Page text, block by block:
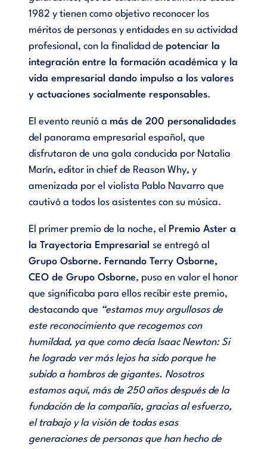
1982 y tienen como objetivo reconocer los
méritos de personas y entidades en su actividad
profesional, con la finalidad de potenciar la
integración entre la formación académica y la
vida empresarial dando impulso a los valores
y actuaciones socialmente responsables.
El evento reunió a más de 200 personalidades
del panorama empresarial español, que
disfrutaron de una gala conducida por Natalia
Marín, editor in chief de Reason Why, y
amenizada por el violista Pablo Navarro que
cautivó a todos los asistentes con su música.
El primer premio de la noche, el
Premio Aster a
la Trayectoria Empresarial se entregó al
Grupo Osborne. Fernando Terry Osborne,
CEO de Grupo Osborne, puso en valor el honor
que significaba para ellos recibir este premio,
destacando que “estamos muy orgullosos de
este reconocimiento que recogemos con
humildad, ya que como decía Isaac Newton: Si
he logrado ver más lejos ha sido porque he
subido a hombros de gigantes. Nosotros
estamos aquí, más de 250 años después de la
fundación de la compañía, gracias al esfuerzo,
el trabajo y la visión de todas esas
generaciones de personas que han hecho de